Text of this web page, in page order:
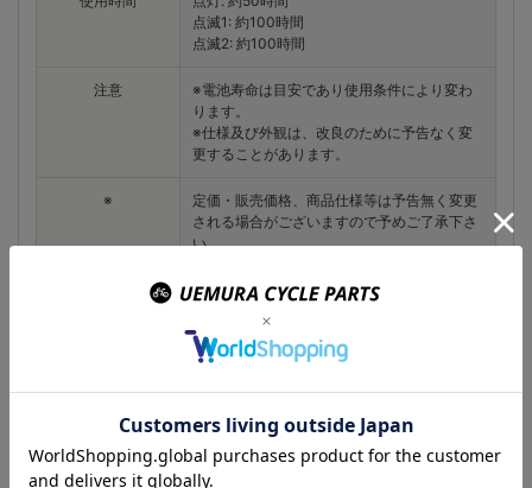
点滅1: 約100時間
点滅2: 約100時間
注意
※電池寿命は目安であり使用条件により変わ
ります。
※仕様及び外観は、改良のために予告なく変
更することがあります。
※
定価・販売価格、商品仕様等は予告無く変更
される場合がございますので予めご了承下さ
い。
はこんな商品を買ってい
ます